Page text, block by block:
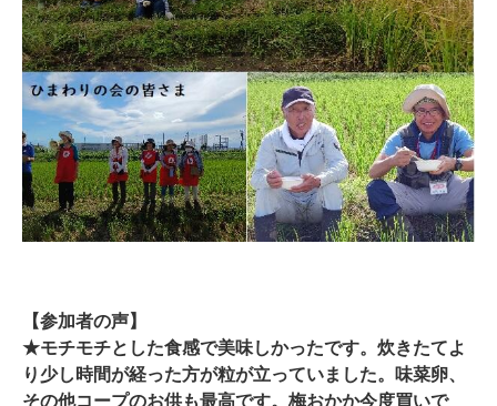
【参加者の声】
★モチモチとした食感で美味しかったです。炊きたてよ
り少し時間が経った方が粒が立っていました。味菜卵、
その他コープのお供も最高です。梅おかか今度買いで